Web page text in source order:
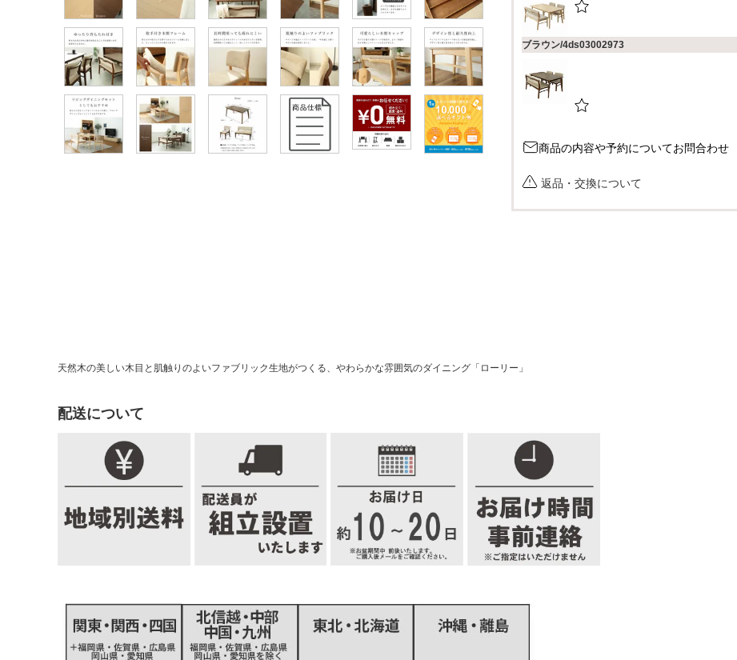
ブラウン/4ds03002973
商品の内容や予約についてお問合わせ
返品・交換について
天然木の美しい木目と肌触りのよいファブリック生地がつくる、やわらかな雰囲気のダイニング「ローリー」
配送について